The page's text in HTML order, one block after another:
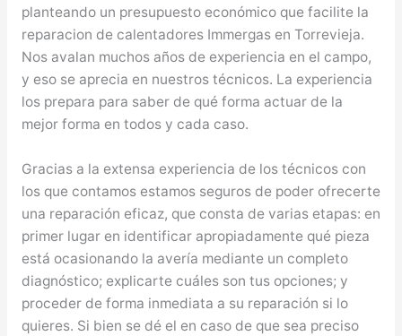
planteando un presupuesto económico que facilite la
reparacion de calentadores Immergas en Torrevieja.
Nos avalan muchos años de experiencia en el campo,
y eso se aprecia en nuestros técnicos. La experiencia
los prepara para saber de qué forma actuar de la
mejor forma en todos y cada caso.
Gracias a la extensa experiencia de los técnicos con
los que contamos estamos seguros de poder ofrecerte
una reparación eficaz, que consta de varias etapas: en
primer lugar en identificar apropiadamente qué pieza
está ocasionando la avería mediante un completo
diagnóstico; explicarte cuáles son tus opciones; y
proceder de forma inmediata a su reparación si lo
quieres. Si bien se dé el en caso de que sea preciso